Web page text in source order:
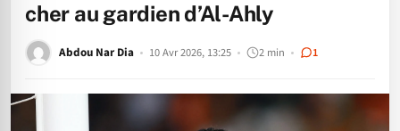
cher au gardien d’Al-Ahly
Abdou Nar Dia 10 Avr 2026, 13:25 2 min 1